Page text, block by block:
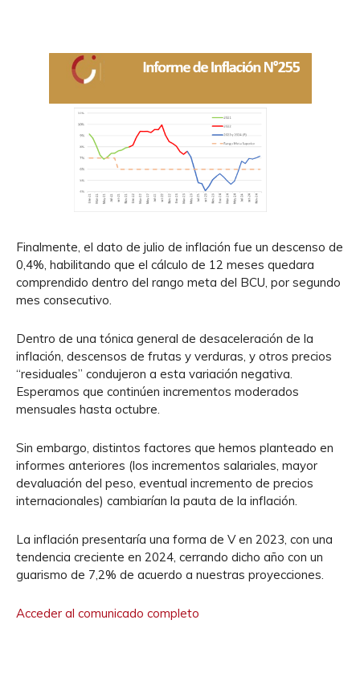
Finalmente, el dato de julio de inflación fue un descenso de
0,4%, habilitando que el cálculo de 12 meses quedara
comprendido dentro del rango meta del BCU, por segundo
mes consecutivo.
Dentro de una tónica general de desaceleración de la
inflación, descensos de frutas y verduras, y otros precios
“residuales” condujeron a esta variación negativa.
Esperamos que continúen incrementos moderados
mensuales hasta octubre.
Sin embargo, distintos factores que hemos planteado en
informes anteriores (los incrementos salariales, mayor
devaluación del peso, eventual incremento de precios
internacionales) cambiarían la pauta de la inflación.
La inflación presentaría una forma de V en 2023, con una
tendencia creciente en 2024, cerrando dicho año con un
guarismo de 7,2% de acuerdo a nuestras proyecciones.
Acceder al comunicado completo